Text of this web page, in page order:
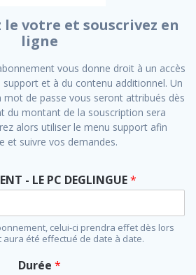
le votre et souscrivez en
ligne
vous donne droit à un accès
support et à du contenu additionnel. Un
de passe vous seront attribués dès
du montant de la souscription sera
alors utiliser le menu support afin
et suivre vos demandes.
- LE PC DEGLINGUE*
celui-ci prendra effet dès lors
été effectué de date à date.
Durée *